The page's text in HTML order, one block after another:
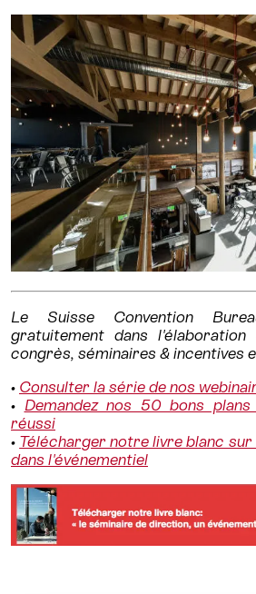
Le Suisse Convention
gratuitement dans
congrès, séminaires & incentives
• Consulter la série de nos
• Demandez nos 50 bons
réussi
• Télécharger notre livre blanc
dans l'événementiel